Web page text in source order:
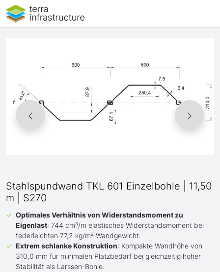
Stahlspundwand TKL 601 Einzelbohle | 11,50
m | S270
Optimales Verhältnis von Widerstandsmoment zu
Eigenlast: 744 cm³/m elastisches Widerstandsmoment bei
federleichten 77,2 kg/m² Wandgewicht.
Extrem schlanke Konstruktion: Kompakte Wandhöhe von
310,0 mm für minimalen Platzbedarf bei gleichzeitig hoher
Stabilität als Larssen-Bohle.